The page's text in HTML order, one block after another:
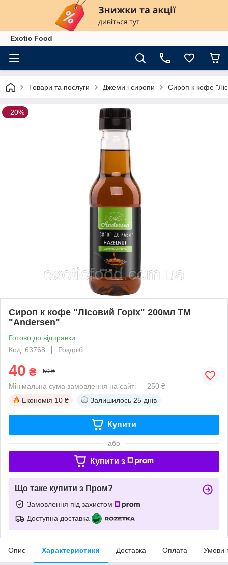
Exotiс Food
Товари та послуги Джеми і сиропи Сироп к кофе
–20%
Сироп к кофе "Лісовий Горіх" 200мл ТМ
"Andersen"
Готово до відправки
Код: 63768
Роздріб
40 ₴ 50 ₴
Мінімальна сума замовлення на сайті — 250 ₴
Економія 10 ₴ Залишилось 25 днів
Купити
або
Купити з
Що таке купити з Пром?
Замовлення під захистом
Доступна доставка
Опис Характеристики Доставка Оплата Умови